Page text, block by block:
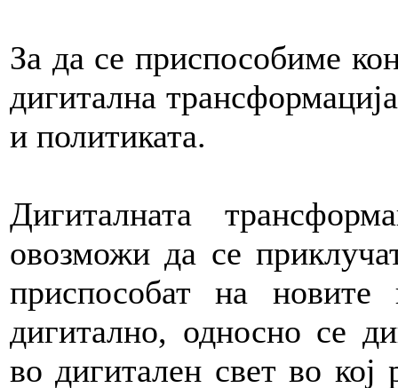
За да се приспособиме
дигитална
и политиката.
Дигиталната
овозможи да се
приспособат на новите
дигитално, односно се
во дигитален свет во